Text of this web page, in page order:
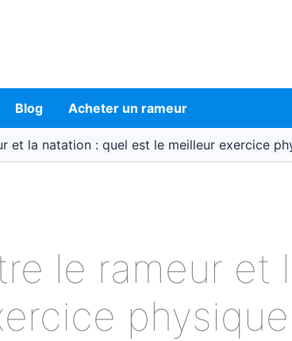
Blog Acheter un rameur
et la natation : quel est le meilleur exercice
le rameur et